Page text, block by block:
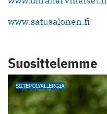
www.satusalonen.fi
Suosittelemme
SIITEPÖLYALLERGIA